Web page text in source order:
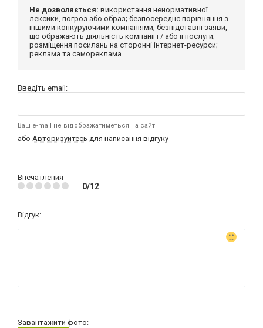
Не дозволяється: використання ненормативної
лексики, погроз або образ; безпосереднє порівняння з
іншими конкуруючими компаніями; безпідставні заяви,
що ображають діяльність компанії і / або її послуги;
розміщення посилань на сторонні інтернет-ресурси;
реклама та самореклама.
Введіть email:
Ваш e-mail не відображатиметься на сайті
або Авторизуйтесь для написання відгуку
Впечатления
0/12
Відгук:
Завантажити фото: